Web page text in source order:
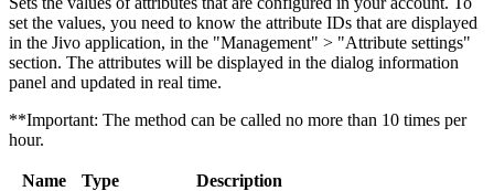
set the values, you need to know the attribute IDs that are displayed
in the Jivo application, in the "Management" > "Attribute settings"
section. The attributes will be displayed in the dialog information
panel and updated in real time.
**Important: The method can be called no more than 10 times per
hour.
Name Type
Description